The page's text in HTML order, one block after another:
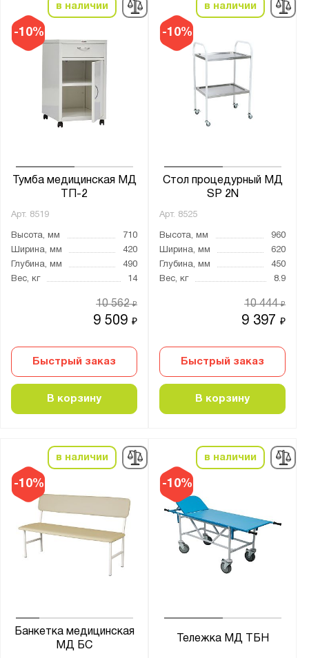
-10%
в наличии
Тумба медицинская МД
ТП-2
Арт. 8519
Высота, мм
710
Ширина, мм
420
Глубина, мм
490
Вес, кг
14
9 509₽
10 562₽
Быстрый заказ
В корзину
-10%
в наличии
Стол процедурный МД
SP 2N
Арт. 8525
Высота, мм
960
Ширина, мм
620
Глубина, мм
450
Вес, кг
8.9
9 397₽
10 444₽
Быстрый заказ
В корзину
-10%
в наличии
Банкетка медицинская
МД БС
-10%
в наличии
Тележка МД ТБН